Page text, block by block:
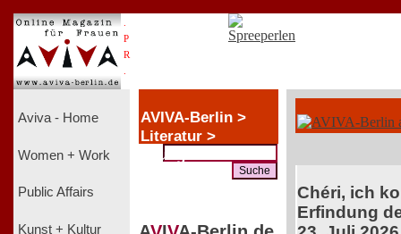
P
R
Aviva - Home
Women + Work
Public Affairs
Kunst + Kultur
AVIVA-Berlin >
Literatur >
Youngsters
Chéri, ich
Erfindung